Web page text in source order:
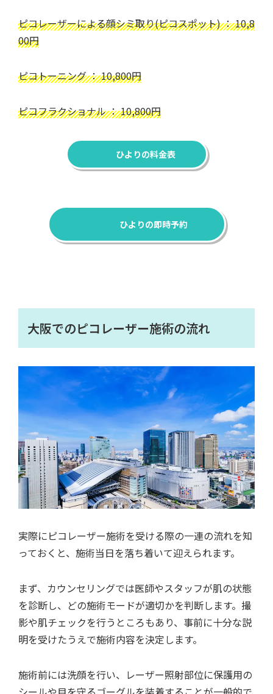
ピコレーザーによる顔シミ取り(ピコスポット) ： 10,8
00円
ピコトーニング ： 10,800円
ピコフラクショナル ： 10,800円
ひよりの料金表
ひよりの即時予約
大阪でのピコレーザー施術の流れ
実際にピコレーザー施術を受ける際の一連の流れを知
っておくと、施術当日を落ち着いて迎えられます。
まず、カウンセリングでは医師やスタッフが肌の状態
を診断し、どの施術モードが適切かを判断します。撮
影や肌チェックを行うところもあり、事前に十分な説
明を受けたうえで施術内容を決定します。
施術前には洗顔を行い、レーザー照射部位に保護用の